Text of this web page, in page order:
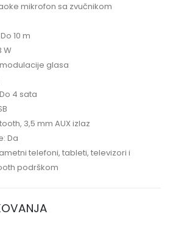
mikrofon sa zvučnikom
10 m
W
glasa
4 sata
3,5 mm AUX izlaz
Da
telefoni, tableti, televizori i
podrškom